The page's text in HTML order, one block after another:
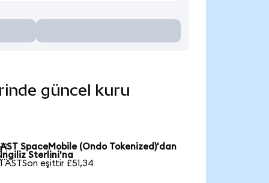
güncel kuru
AST SpaceMobile (Ondo Tokenized)'dan
İngiliz Sterlini'na
1 ASTSon eşittir £51,34